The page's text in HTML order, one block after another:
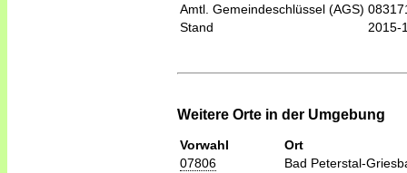
Amtl. Gemeindeschlüssel (AGS)
Stand
2015-
Weitere Orte in der Umgebung
Vorwahl
Ort
07806
Bad Peterstal-